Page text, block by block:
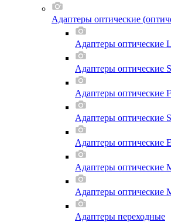
Адаптеры оптические
Адаптеры оптические
Адаптеры оптические
Адаптеры оптические
Адаптеры оптические
Адаптеры оптические
Адаптеры оптические
Адаптеры оптические
Адаптеры переходные